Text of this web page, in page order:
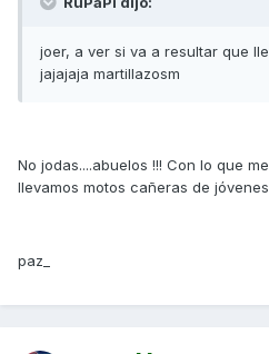
joer, a ver si va a resultar que
jajajaja martillazosm
No jodas....abuelos !!! Con lo que
llevamos motos cañeras de
paz_